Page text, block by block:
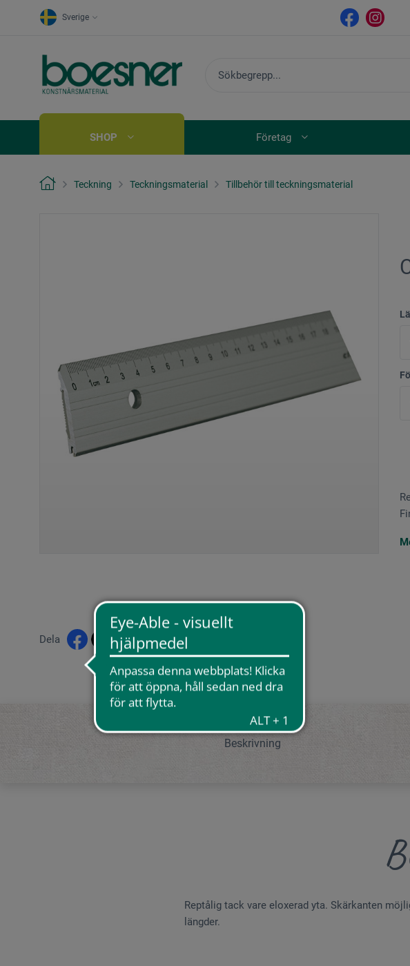
Sverige
SHOP Företag
Teckning Teckningsmaterial Tillbehör till teckningsmaterial
Dela
Beskrivning
Reptålig tack vare eloxerad yta. Skärkanten
längder.